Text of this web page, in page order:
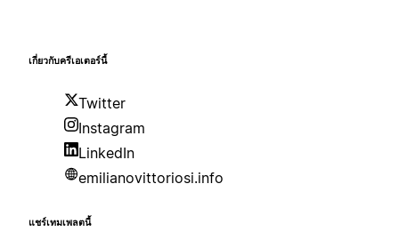
เกี่ยวกับครีเอเตอร์นี้
Twitter
Instagram
LinkedIn
emilianovittoriosi.info
แชร์เทมเพลตนี้